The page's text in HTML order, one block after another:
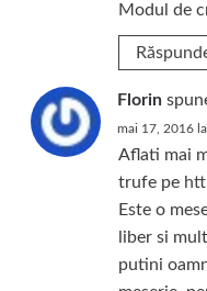
Modul de
Florin
mai 17, 2016
Aflati mai
trufe pe
Este o
liber si
putini